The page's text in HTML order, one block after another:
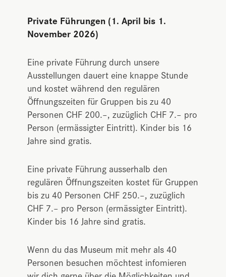
Private Führungen (1. April bis 1.
November 2026)
Eine private Führung durch unsere
Ausstellungen dauert eine knappe Stunde
und kostet während den regulären
Öffnungszeiten für Gruppen bis zu 40
Personen CHF 200.–, zuzüglich CHF 7.– pro
Person (ermässigter Eintritt). Kinder bis 16
Jahre sind gratis.
Eine private Führung ausserhalb den
regulären Öffnungszeiten kostet für Gruppen
bis zu 40 Personen CHF 250.–, zuzüglich
CHF 7.– pro Person (ermässigter Eintritt).
Kinder bis 16 Jahre sind gratis.
Wenn du das Museum mit mehr als 40
Personen besuchen möchtest infomieren